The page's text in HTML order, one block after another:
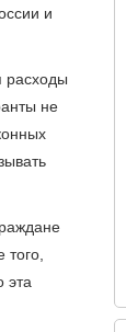
и
расходы
не
эта